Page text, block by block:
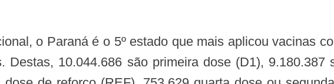
o Paraná é o 5º estado que mais aplicou vacinas
Destas, 10.044.686 são primeira dose (D1), 9.180.387